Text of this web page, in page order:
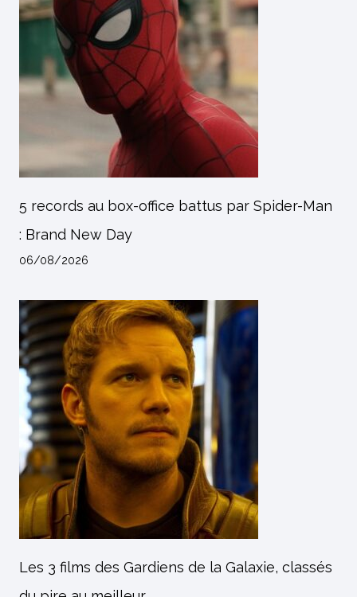
5 records au box-office battus par Spider-Man
: Brand New Day
06/08/2026
Les 3 films des Gardiens de la Galaxie, classés